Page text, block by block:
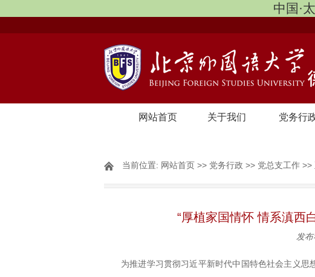
中国·
网站首页 关于我们 党务行
当前位置: 网站首页 >> 党务行政 >> 党总支工作 >>
“厚植家国情怀 情系滇
发布
为推进学习贯彻习近平新时代中国特色社会主义